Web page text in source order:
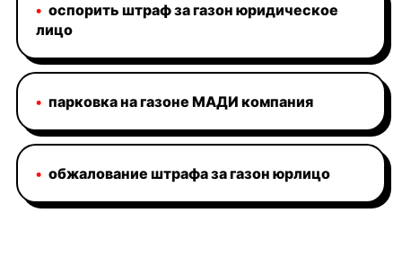
• оспорить штраф за газон юридическое
лицо
• парковка на газоне МАДИ компания
• обжалование штрафа за газон юрлицо